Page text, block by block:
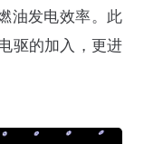
油发电效率。此
驱的加入，更进